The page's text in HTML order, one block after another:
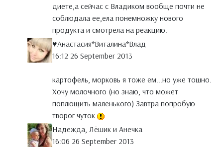
диете,а сейчас с Владиком вообще почти не
соблюдала ее,ела понемножку нового
продукта и смотрела на реакцию.
♥Анастасия*Виталина*Влад
16:12 26 September 2013
картофель, морковь я тоже ем...но уже тошно.
Хочу молочного (но знаю, что может
поплющить маленького) Завтра попробую
творог чуток
Надежда, Лёшик и Анечка
16:06 26 September 2013